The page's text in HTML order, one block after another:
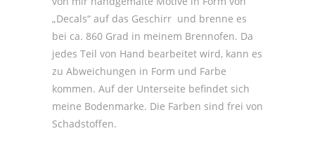
„Decals“ auf das Geschirr und brenne es
bei ca. 860 Grad in meinem Brennofen. Da
jedes Teil von Hand bearbeitet wird, kann es
zu Abweichungen in Form und Farbe
kommen. Auf der Unterseite befindet sich
meine Bodenmarke. Die Farben sind frei von
Schadstoffen.